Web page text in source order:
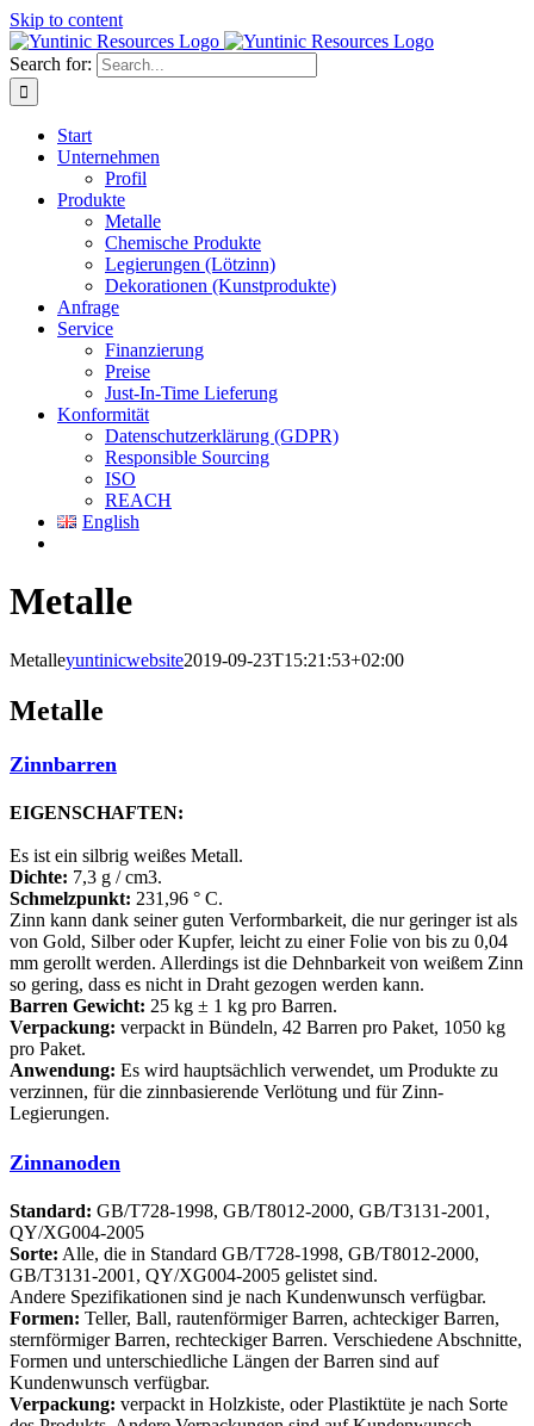
Skip to content
Search for:
Start
Unternehmen
Profil
Produkte
Metalle
Chemische Produkte
Legierungen (Lötzinn)
Dekorationen (Kunstprodukte)
Anfrage
Service
Finanzierung
Preise
Just-In-Time Lieferung
Konformität
Datenschutzerklärung (GDPR)
Responsible Sourcing
ISO
REACH
English
Metalle
Metalleyuntinicwebsite2019-09-23T15:21:53+02:00
Metalle
Zinnbarren
EIGENSCHAFTEN:
Es ist ein silbrig weißes Metall.
Dichte: 7,3 g / cm3.
Schmelzpunkt: 231,96 ° C.
Zinn kann dank seiner guten Verformbarkeit, die nur geringer ist als
von Gold, Silber oder Kupfer, leicht zu einer Folie von bis zu 0,04
mm gerollt werden. Allerdings ist die Dehnbarkeit von weißem Zinn
so gering, dass es nicht in Draht gezogen werden kann.
Barren Gewicht: 25 kg ± 1 kg pro Barren.
Verpackung: verpackt in Bündeln, 42 Barren pro Paket, 1050 kg
pro Paket.
Anwendung: Es wird hauptsächlich verwendet, um Produkte zu
verzinnen, für die zinnbasierende Verlötung und für Zinn-
Legierungen.
Zinnanoden
Standard: GB/T728-1998, GB/T8012-2000, GB/T3131-2001,
QY/XG004-2005
Sorte: Alle, die in Standard GB/T728-1998, GB/T8012-2000,
GB/T3131-2001, QY/XG004-2005 gelistet sind.
Andere Spezifikationen sind je nach Kundenwunsch verfügbar.
Formen: Teller, Ball, rautenförmiger Barren, achteckiger Barren,
sternförmiger Barren, rechteckiger Barren. Verschiedene Abschnitte,
Formen und unterschiedliche Längen der Barren sind auf
Kundenwunsch verfügbar.
Verpackung: verpackt in Holzkiste, oder Plastiktüte je nach Sorte